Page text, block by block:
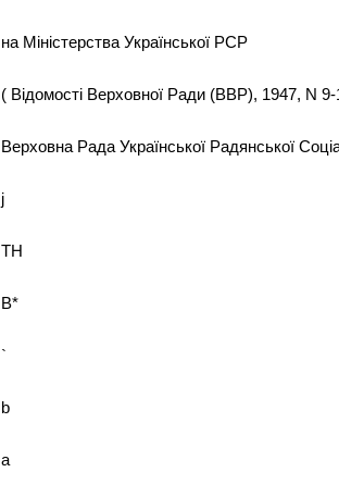
на Міністерства Української РСР
( Відомості Верховної Ради (ВВР), 1947, N
Верховна Рада Української Радянської
j
TH
B*
`
b
a